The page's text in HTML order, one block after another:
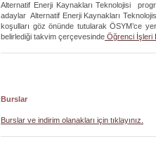
Alternatif Enerji Kaynakları Teknolojisi
adaylar Alternatif Enerji Kaynakları
koşulları göz önünde tutularak ÖSYM’ce
belirlediği takvim çerçevesinde Öğrenci İşleri
Burslar
Burslar ve indirim olanakları için tıklayınız.